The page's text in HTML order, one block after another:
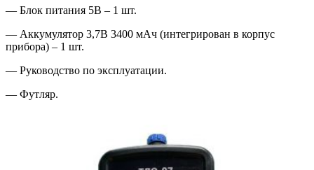
— Блок питания 5В – 1 шт.
— Аккумулятор 3,7В 3400 мАч (интегрирован в корпус
прибора) – 1 шт.
— Руководство по эксплуатации.
— Футляр.